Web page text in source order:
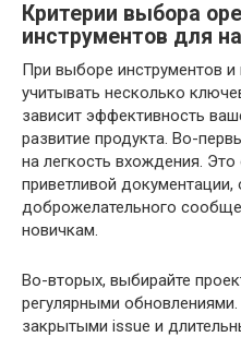
Критерии выбора
инструментов для
При выборе инструментов
учитывать несколько
зависит эффективность
развитие продукта. Во-
на легкость вхождения. Это
приветливой
доброжелательного
новичкам.
Во-вторых, выбирайте
регулярными
закрытыми issue и